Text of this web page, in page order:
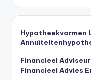
Hypotheekvormen
Financieel
Financieel Advies